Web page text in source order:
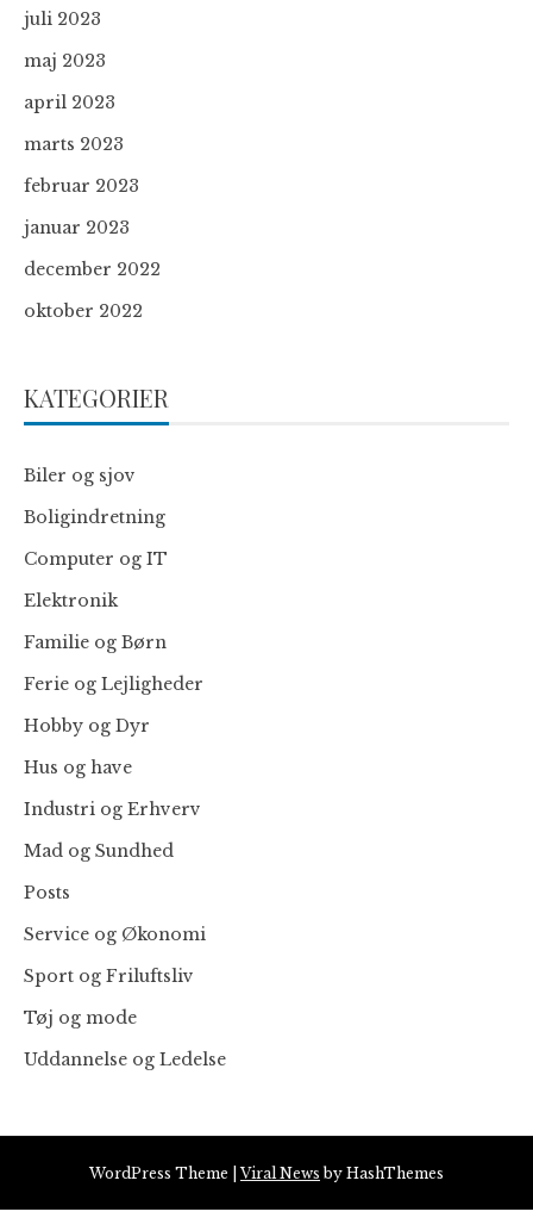
juli 2023
maj 2023
april 2023
marts 2023
februar 2023
januar 2023
december 2022
oktober 2022
KATEGORIER
Biler og sjov
Boligindretning
Computer og IT
Elektronik
Familie og Børn
Ferie og Lejligheder
Hobby og Dyr
Hus og have
Industri og Erhverv
Mad og Sundhed
Posts
Service og Økonomi
Sport og Friluftsliv
Tøj og mode
Uddannelse og Ledelse
WordPress Theme |Viral News by HashThemes